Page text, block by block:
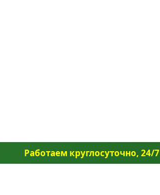
Работаем круглосуточно, 24/7